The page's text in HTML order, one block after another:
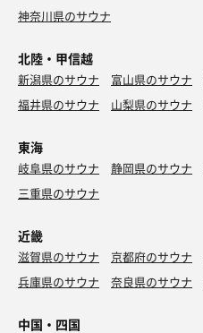
神奈川県のサウナ
北陸・甲信越
新潟県のサウナ 富山県のサウナ
福井県のサウナ
山梨県のサウナ
東海
岐阜県のサウナ 静岡県のサウナ
三重県のサウナ
近畿
滋賀県のサウナ 京都府のサウナ
兵庫県のサウナ
奈良県のサウナ
中国・四国